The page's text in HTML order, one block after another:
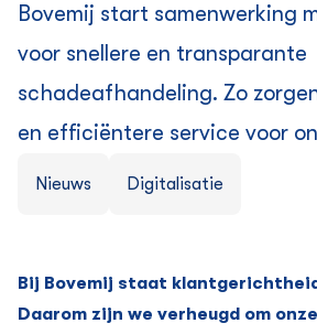
Bovemij start samenwerking
voor snellere en transparante
schadeafhandeling. Zo
en efficiëntere service voor
Nieuws Digitalisatie
Bij Bovemij staat
Daarom zijn we verheugd om